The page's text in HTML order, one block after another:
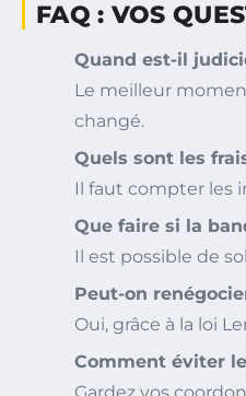
FAQ : VOS
Quand est-il
Le meilleur
changé.
Quels sont les
Il faut compter les
Que faire si la
Il est possible de
Peut-on
Oui, grâce à la loi
Comment éviter
Gardez vos